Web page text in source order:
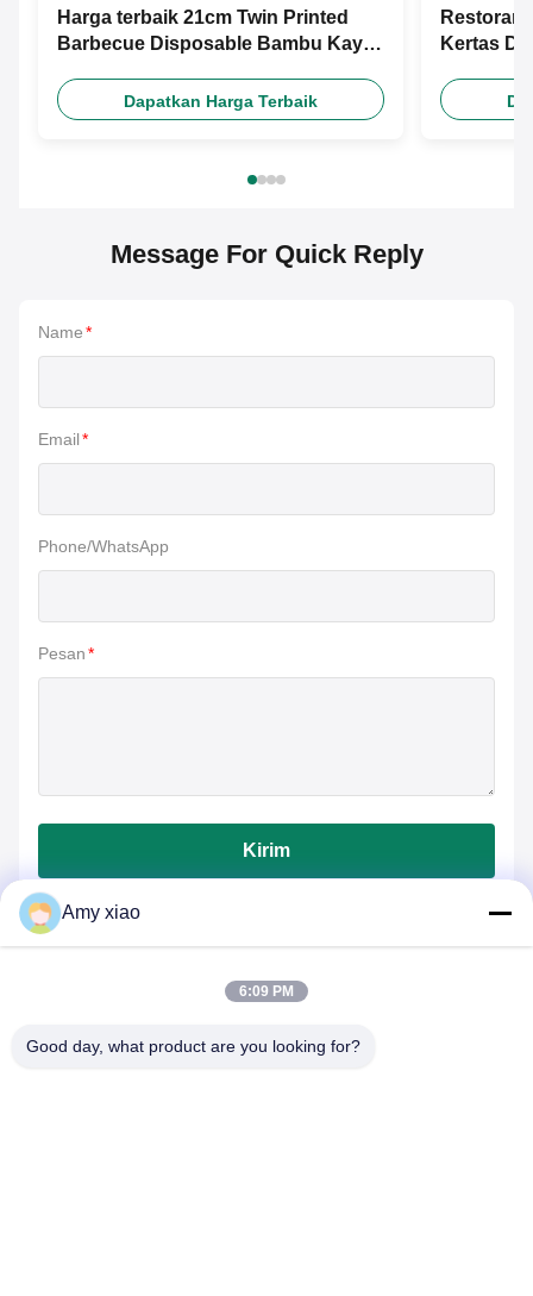
Harga terbaik 21cm Twin Printed
Barbecue Disposable Bambu Kayu
Custom Paper Sleeve
Dapatkan Harga Terbaik
Restoran
Kertas
Message For Quick Reply
Name*
Email*
Phone/WhatsApp
Pesan*
Kirim
Amy xiao
6:09 PM
Good day, what product are you looking for?